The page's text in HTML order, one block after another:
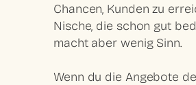
Chancen, Kunden zu
Nische, die schon gut
macht aber wenig Sinn.
Wenn du die Angebote